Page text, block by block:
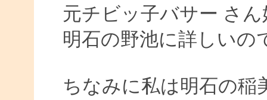
元チビッ子バサー さ
明石の野池に詳しいの
ちなみに私は明石の稲